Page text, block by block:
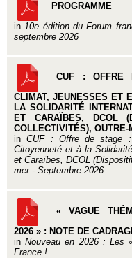
PROGRAMME
in 10e édition du Forum
septembre 2026
CUF : OFFRE
CLIMAT, JEUNESSES ET
LA SOLIDARITÉ
ET CARAÏBES, DCOL
COLLECTIVITÉS),
inCUF : Offre de stage
Citoyenneté et à la
et Caraïbes, DCOL
mer - Septembre 2026
« VAGUE
2026 » : NOTE DE
inNouveau en 2026 : Les
France !